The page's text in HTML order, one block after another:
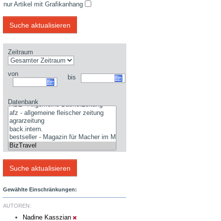
nur Artikel mit Grafikanhang
Zeitraum
von bis
Datenbank
Gewählte Einschränkungen:
AUTOREN:
Nadine Kasszian